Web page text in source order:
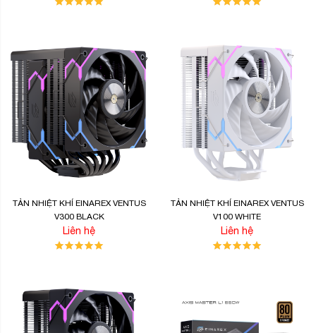
TẢN NHIỆT KHÍ EINAREX VENTUS
V300 BLACK
Liên hệ
TẢN NHIỆT KHÍ EINAREX VENTUS
V100 WHITE
Liên hệ